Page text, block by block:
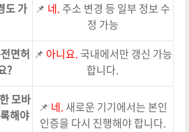
도 가 📌 네. 주소 변경 등 일부 정보 수
정 가능
면허
?
📌 아니요.국내에서만 갱신 가능
합니다.
모바
해야
📌 네. 새로운 기기에서는 본인
인증을 다시 진행해야 합니다.